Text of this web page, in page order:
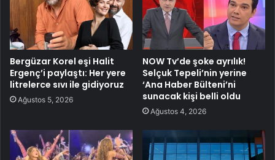
Bergüzar Korel eşi Halit
Ergenç’i paylaştı: Her yere
litrelerce sıvı ile gidiyoruz
Ağustos 5, 2026
NOW Tv’de şoke ayrılık!
Selçuk Tepeli’nin yerine
‘Ana Haber Bülteni’ni
sunacak kişi belli oldu
Ağustos 4, 2026